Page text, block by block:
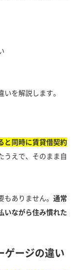
を解説します。
と同時に賃貸借契約
うえで、そのまま自
ありません。 通常
いながら住み慣れた
ゲージの違い